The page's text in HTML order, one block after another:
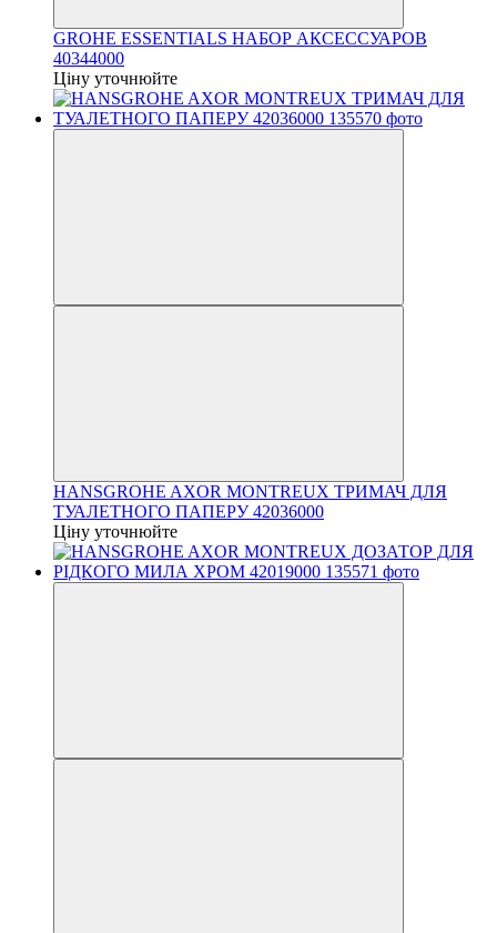
GROHE ESSENTIALS НАБОР АКСЕССУАРОВ
40344000
Ціну уточнюйте
HANSGROHE AXOR MONTREUX ТРИМАЧ ДЛЯ
ТУАЛЕТНОГО ПАПЕРУ 42036000
Ціну уточнюйте